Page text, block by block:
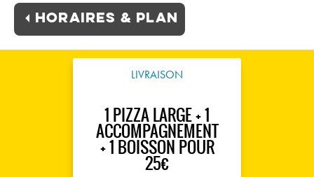
Horaires & plan
LIVRAISON
1 PIZZA LARGE + 1
ACCOMPAGNEMENT
+ 1 BOISSON POUR
25€